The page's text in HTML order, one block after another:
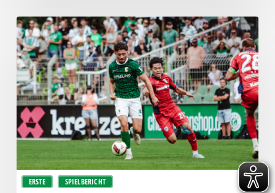
ERSTE SPIELBERICHT
“Einer
für
alle,
alle
für
einen!”
–
Chemie
empfängt
den
Halleschen
FC